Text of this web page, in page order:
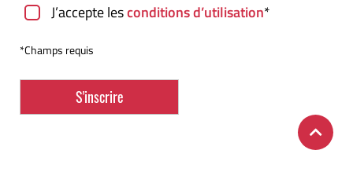
J’accepte lesconditions d’utilisation*
*Champs requis